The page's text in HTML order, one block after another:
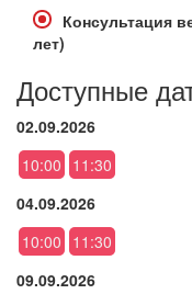
Консультация
лет)
Доступные
02.09.2026
10:00 11:30
04.09.2026
10:00 11:30
09.09.2026